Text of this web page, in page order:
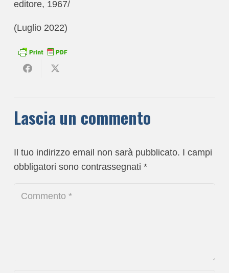
editore, 1967/
(Luglio 2022)
Lascia un commento
Il tuo indirizzo email non sarà pubblicato. I campi
obbligatori sono contrassegnati *